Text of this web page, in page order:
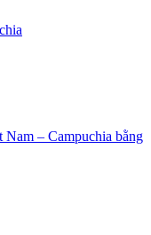
– Campuchia bằng